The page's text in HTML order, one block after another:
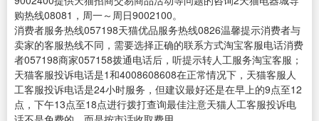
购热线08081，周一～周日9002100。
消费者服务热线057198天猫优品服务热线0826温馨提示消费者与
卖家的客服热线不同，需要选择正确的联系方式淘宝客服电话消费
者057198商家057158拨通电话后，听提示转人工服务淘宝客服；
天猫客服投诉电话是1和4008608608在正常情况下，天猫客服人
工客服投诉电话是24小时服务，但建议最好还是在早上的9点至12
点，下午13点至18点进行拨打查询最佳注意天猫人工客服投诉电